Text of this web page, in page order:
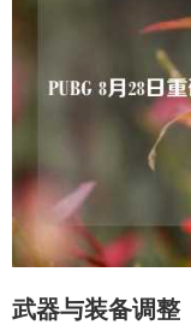
武器与装备调整